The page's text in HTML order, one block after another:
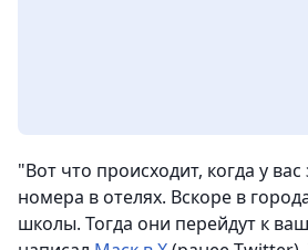
"Вот что происходит, когда у
номера в отелях. Вскоре в
школы. Тогда они перейдут к